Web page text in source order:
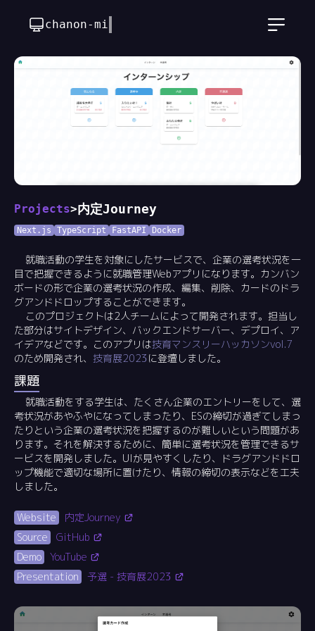
chanon-mike
Projects>内定Journey
Next.js TypeScript FastAPI Docker
就職活動の学生を対象にしたサービスで、企業の選考状況を一
目で把握できるように就職管理Webアプリになります。カンバン
ボードの形で企業の選考状況の作成、編集、削除、カードのドラ
グアンドドロップすることができます。
このプロジェクトは2人チームによって開発されます。担当し
た部分はサイトデザイン、バックエンドサーバー、デプロイ、ア
イデアなどです。このアプリは技育マンスリーハッカソンvol.7
のため開発され、 技育展2023 に登壇しました。
課題
就職活動をする学生は、たくさん企業のエントリーをして、選
考状況があやふやになってしまったり、ESの締切が過ぎてしまっ
たりという企業の選考状況を把握するのが難しいという問題があ
ります。それを解決するために、簡単に選考状況を管理できるサ
ービスを開発しました。UIが見やすくしたり、ドラグアンドドロ
ップ機能で適切な場所に置けたり、情報の締切の表示などを工夫
しました。
Website
内定Journey
Source
GitHub
Demo
YouTube
Presentation
予選 - 技育展2023